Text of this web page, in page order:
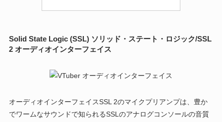
Solid State Logic (SSL) ソリッド・ステート・ロジック/SSL
2 オーディオインターフェイス
オーディオインターフェイスSSL 2のマイクプリアンプは、豊か
でワームなサウンドで知られるSSLのアナログコンソールの音質